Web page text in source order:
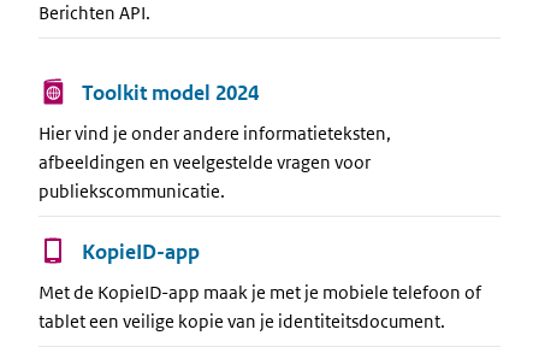
Berichten API.
Toolkit model 2024
Hier vind je onder andere informatieteksten,
afbeeldingen en veelgestelde vragen voor
publiekscommunicatie.
KopieID-app
Met de KopieID-app maak je met je mobiele telefoon of
tablet een veilige kopie van je identiteitsdocument.